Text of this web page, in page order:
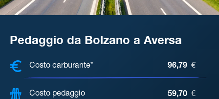
Pedaggio da Bolzano a Aversa
COSTI, DISTANZA, TEMPO DI
Costo carburante* 96,79 €
Costo pedaggio 59,70 €